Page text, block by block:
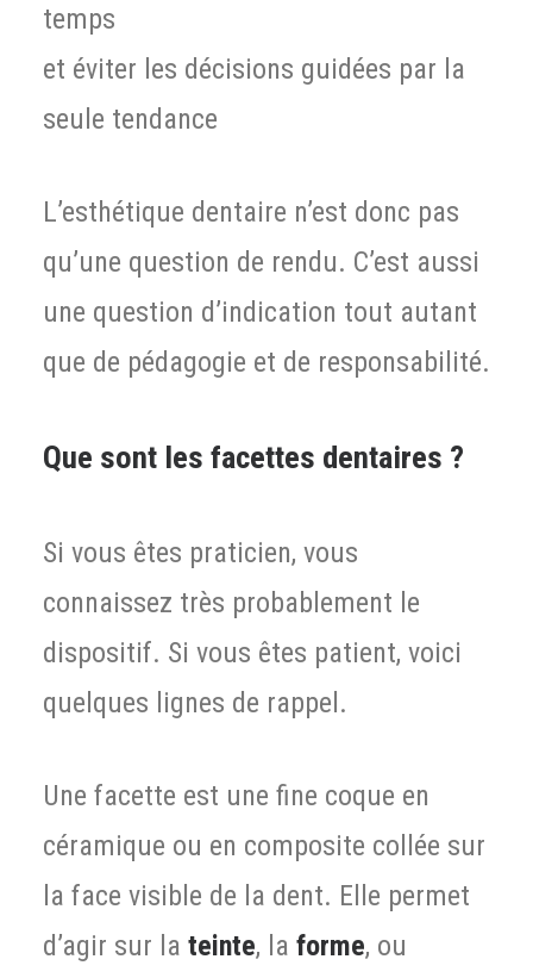
temps
et éviter les décisions guidées par la
seule tendance
L’esthétique dentaire n’est donc pas
qu’une question de rendu. C’est aussi
une question d’indication tout autant
que de pédagogie et de responsabilité.
Que sont les facettes dentaires ?
Si vous êtes praticien, vous
connaissez très probablement le
dispositif. Si vous êtes patient, voici
quelques lignes de rappel.
Une facette est une fine coque en
céramique ou en composite collée sur
la face visible de la dent. Elle permet
d’agir sur la teinte, la forme, ou